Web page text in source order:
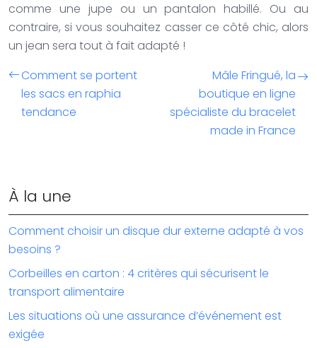
comme une jupe ou un pantalon habillé. Ou au
contraire, si vous souhaitez casser ce côté chic, alors
un jean sera tout à fait adapté !
Comment se portent
les sacs en raphia
tendance
Mâle Fringué, la
boutique en ligne
spécialiste du bracelet
made in France
À la une
Comment choisir un disque dur externe adapté à vos
besoins ?
Corbeilles en carton : 4 critères qui sécurisent le
transport alimentaire
Les situations où une assurance d’événement est
exigée